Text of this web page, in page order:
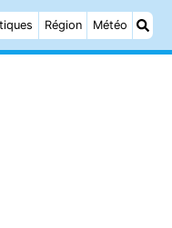
Région Météo